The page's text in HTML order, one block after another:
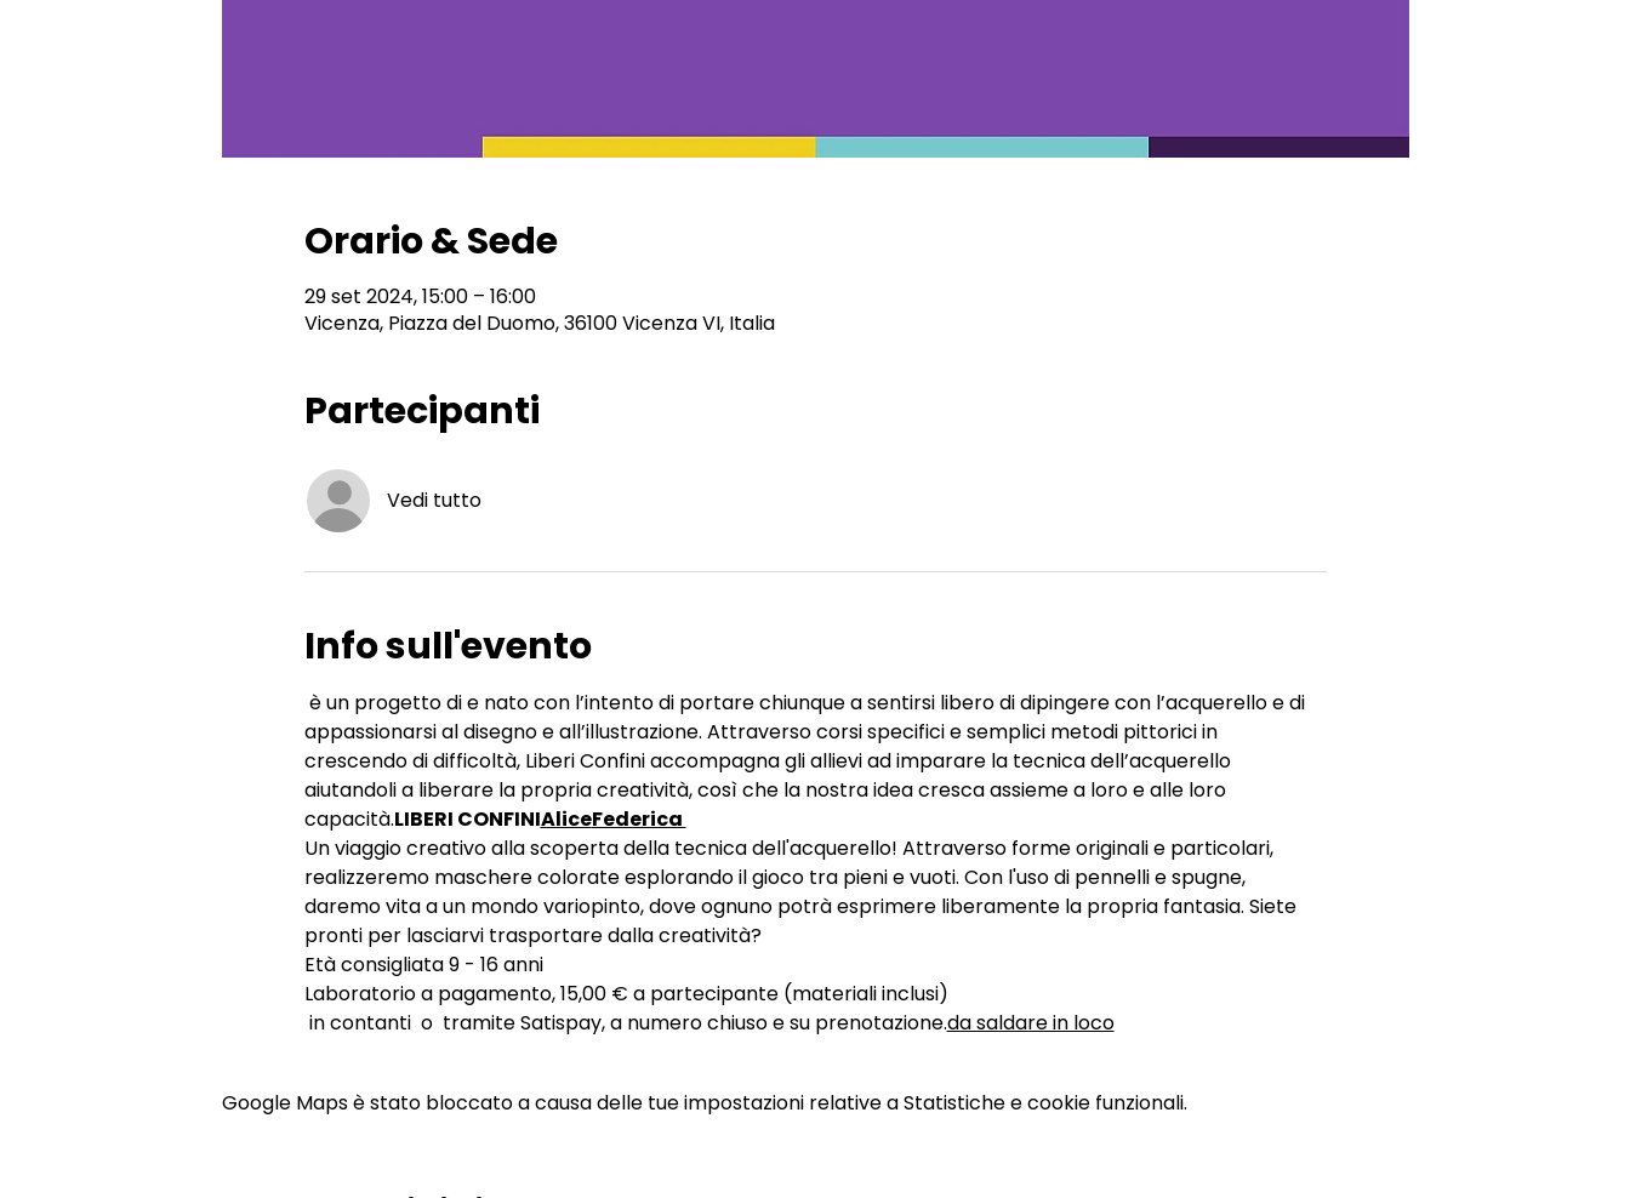
Orario & Sede
29 set 2024, 15:00 – 16:00
Vicenza, Piazza del Duomo, 36100 Vicenza VI, Italia
Partecipanti
Vedi tutto
Info sull'evento
è un progetto di e nato con l’intento di portare chiunque a sentirsi libero di dipingere con l’acquerello e di
appassionarsi al disegno e all’illustrazione. Attraverso corsi specifici e semplici metodi pittorici in
crescendo di difficoltà, Liberi Confini accompagna gli allievi ad imparare la tecnica dell’acquerello
aiutandoli a liberare la propria creatività, così che la nostra idea cresca assieme a loro e alle loro
capacità.LIBERI CONFINIAliceFederica
Un viaggio creativo alla scoperta della tecnica dell'acquerello! Attraverso forme originali e particolari,
realizzeremo maschere colorate esplorando il gioco tra pieni e vuoti. Con l'uso di pennelli e spugne,
daremo vita a un mondo variopinto, dove ognuno potrà esprimere liberamente la propria fantasia. Siete
pronti per lasciarvi trasportare dalla creatività?
Età consigliata 9 - 16 anni
Laboratorio a pagamento, 15,00 € a partecipante (materiali inclusi)
in contanti  o  tramite Satispay, a numero chiuso e su prenotazione.​​da saldare in loco
Google Maps è stato bloccato a causa delle tue impostazioni relative a Statistiche e cookie funzionali.